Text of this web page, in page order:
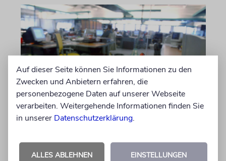
Judenhass der neuen Linken
Auf dieser Seite können Sie Informationen zu den
Zwecken und Anbietern erfahren, die
personenbezogene Daten auf unserer Webseite
verarbeiten. Weitergehende Informationen finden Sie
in unserer Datenschutzerklärung.
ALLES ABLEHNEN EINSTELLUNGEN